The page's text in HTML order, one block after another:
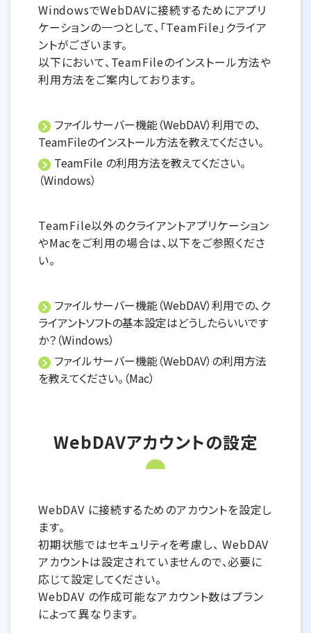
WindowsでWebDAVに接続するためにアプリ
ケーションの一つとして、「TeamFile」クライア
ントがございます。
以下において、TeamFileのインストール方法や
利用方法をご案内しております。
ファイルサーバー機能（WebDAV）利用での、
TeamFileのインストール方法を教えてください。
TeamFile の利用方法を教えてください。
（Windows）
TeamFile以外のクライアントアプリケーション
やMacをご利用の場合は、以下をご参照くださ
い。
ファイルサーバー機能（WebDAV）利用での、ク
ライアントソフトの基本設定はどうしたらいいです
か？（Windows）
ファイルサーバー機能（WebDAV）の利用方法
を教えてください。（Mac）
WebDAVアカウントの設定
WebDAV に接続するためのアカウントを設定し
ます。
初期状態ではセキュリティを考慮し、 WebDAV
アカウントは設定されていませんので、必要に
応じて設定してください。
WebDAV の作成可能なアカウント数はプラン
によって異なります。